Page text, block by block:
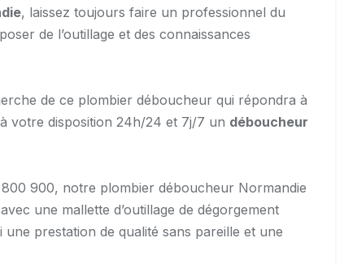
, laissez toujours faire un professionnel du
de l’outillage et des connaissances
de ce plombier déboucheur qui répondra à
votre disposition 24h/24 et 7j/7 un déboucheur
900, notre plombier déboucheur Normandie
une mallette d’outillage de dégorgement
prestation de qualité sans pareille et une